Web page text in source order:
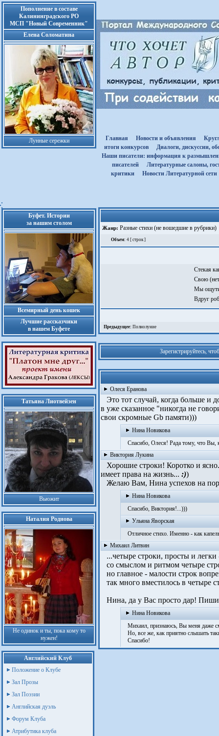
Пополнение в составе
Калининградского РО
МСП "Новый Современник"
Елена Соломатина
Лунные сережки Главная Новости и объявления
итоги конкурсов
Диалоги, дискуссии,
Наши писатели: информация к
писателей
Литературные салоны,
критики
Новости Литературной сети
Буфет. Истории
за нашим столом
Всемирный день кошек
Лучшие рассказчики
в нашем Буфете
Татьяна Лиотвейзен
Вьюжит
Наталия Роднова
Не одинок и ты, пока кому то
нужен!
Английский Клуб
Положение о Клубе
Зал Прозы
Зал Поэзии
Английская дуэль
Форум Клуба
Атрибутика клуба
Жанр: Разные стихи (не вошедшие в рубрики)
Объем: 4 [ строк ]
Стекая
Свою
Мы
Вдруг
Предыдущее: Полнолуние
Зарегистрируйтесь,
Олеся Еранова
Это тот случай, когда больше и
в уже сказанное "никогда не
свои скромные Gb памяти)))
Нина Новикова
Спасибо, Олеся! Рада тому, что Вы,
Виктория Лукина
Хорошие строки! Коротко и
имеет права на жизнь... :))
Желаю Вам, Нина успехов на
Нина Новикова
Спасибо, Виктория!...)))
Ульяна Яворская
Отличное стихо. Именно - как
Михаил Литвин
...четыре строки, просты и легки
со смыслом и ритмом четыре
но главное - малости строк
так много вместилось в четыре
Нина, да у Вас просто дар!
Нина Новикова
Михаил, признаюсь, Вы меня даже
Но, все же, как приятно слышать
Спасибо!